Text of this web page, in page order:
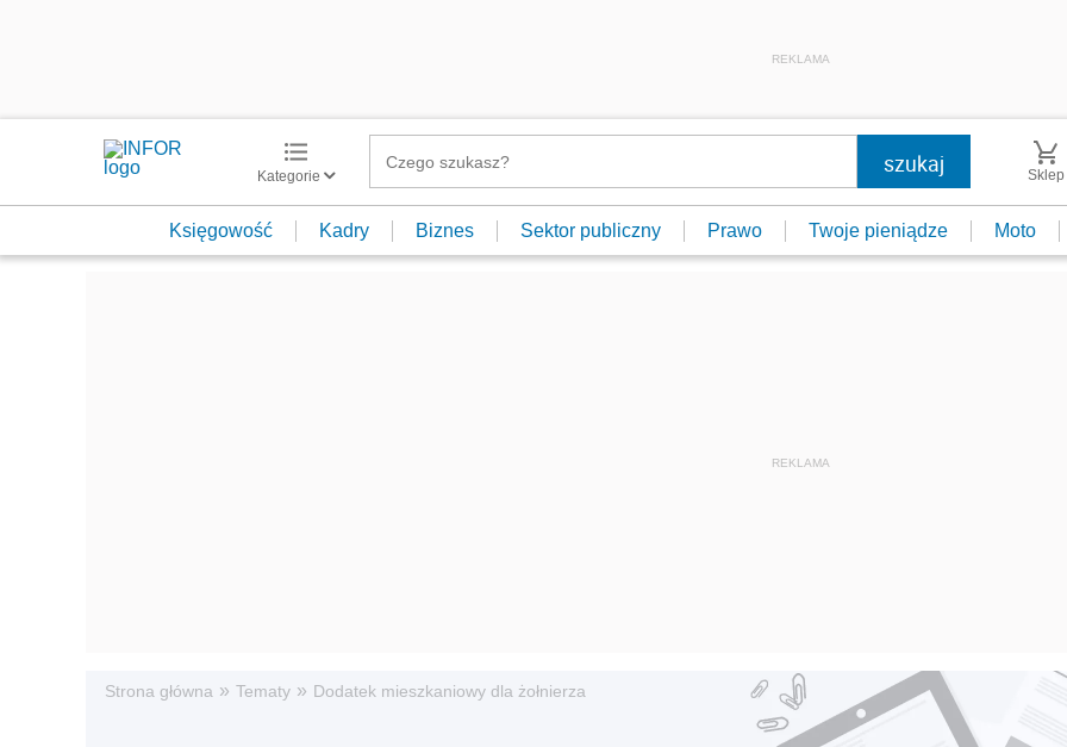
REKLAMA
Kategorie Sklep
Księgowość Kadry Biznes Sektor publiczny Prawo Twoje pieniądze Moto
Strona główna » Tematy » Dodatek mieszkaniowy dla żołnierza